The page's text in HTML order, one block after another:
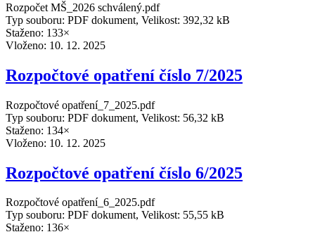
Rozpočet MŠ_2026 schválený.pdf
Typ souboru: PDF dokument, Velikost: 392,32 kB
Staženo: 133×
Vloženo: 10. 12. 2025
Rozpočtové opatření číslo 7/2025
Rozpočtové opatření_7_2025.pdf
Typ souboru: PDF dokument, Velikost: 56,32 kB
Staženo: 134×
Vloženo: 10. 12. 2025
Rozpočtové opatření číslo 6/2025
Rozpočtové opatření_6_2025.pdf
Typ souboru: PDF dokument, Velikost: 55,55 kB
Staženo: 136×